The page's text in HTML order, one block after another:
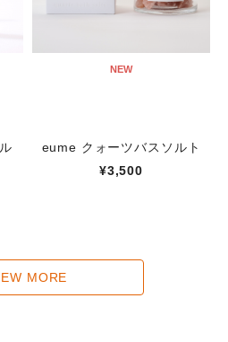
NEW
eume クォーツバスソルト
¥3,500
MORE